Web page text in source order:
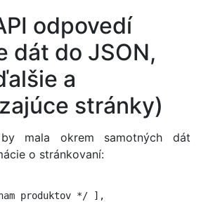
odpovedí
dát do JSON,
a
stránky)
mala okrem samotných dát
o stránkovaní:
produktov */ ],